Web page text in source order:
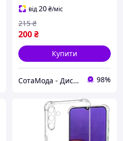
від20₴/міс
200₴
215 ₴
Купити
СотаМода - Дискаунтер аксесуарів 98%